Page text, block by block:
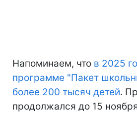
Напоминаем, что в 2025
программе "Пакет
более 200 тысяч детей.
продолжался до 15